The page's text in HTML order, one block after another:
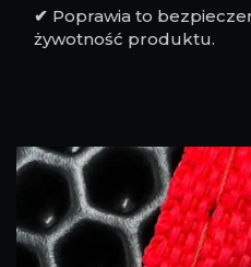
✔ Poprawia to
żywotność produktu.